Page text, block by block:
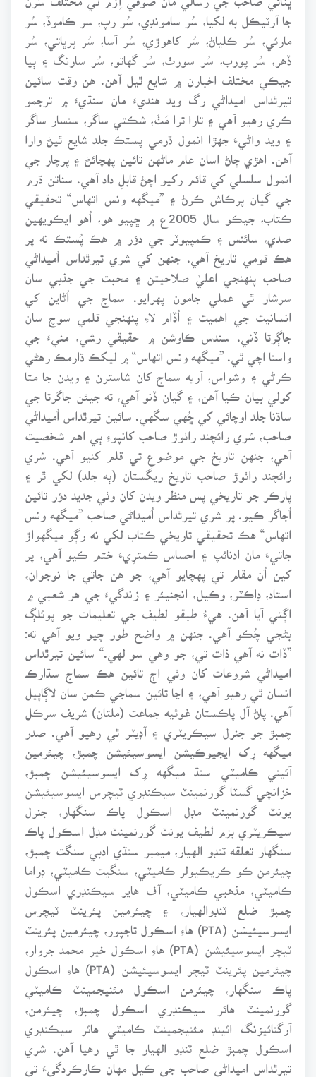
جا آرٽيڪل به لکيا، سُر سامونڊي، سُر رپ، سر ڪاموڏ، سُر
مارئي، سُر ڪلياڻ، سُر کاهوڙي، سُر آسا، سُر پرڀاتي، سُر
ڏهر، سُر پورب، سُر سورٺ، سُر گهاتو، سُر سارنگ ۽ ٻيا
جيڪي مختلف اخبارن ۾ شايع ٿيل آهن. هن وقت سائين
تيرٿداس اميداڻي رگ ويد هنديءَ مان سنڌيءَ ۾ ترجمو
ڪري رهيو آهي ۽ تارا ترا مَٺَ، شڪتي ساگر، سنسار ساگر
۽ ويد واڻيءَ جهڙا انمول ڌرمي پستڪ جلد شايع ٿيڻ وارا
آهن. اهڙي ڄاڻ اسان عام ماڻهن تائين پهچائڻ ۽ پرچار جي
انمول سلسلي کي قائم رکيو اچڻ قابلِ داد آهي. سناتن ڌرم
جي گيان پرڪاش ڪرڻ ۽ ”ميگهه ونس اتهاس“ تحقيقي
ڪتاب، جيڪو سال 2005ع ۾ ڇپيو هو، اُهو ايڪويهين
صدي، سائنس ۽ ڪمپيوٽر جي دؤر ۾ هڪ پُستڪ نه پر
هڪ قومي تاريخ آهي. جنهن کي شري تيرٿداس اُميداڻي
صاحب پنهنجي اعليٰ صلاحيتن ۽ محبت جي جذبي سان
سرشار ٿي عملي جامون پهرايو. سماج جي اُڻاين کي
انسانيت جي اهميت ۽ اُڏام لاءِ پنهنجي قلمي سوچ سان
جاڳرتا ڏني. سندس ڪاوشن ۾ حقيقي رشي، منيءَ جي
واسنا اچي ٿي. ”ميگهه ونس اتهاس“ ۾ ليکڪ ڌارمڪ رهڻي
ڪرڻي ۽ وشواس، آريه سماج کان شاسترن ۽ ويدن جا متا
کولي بيان ڪيا آهن، ۽ گيان ڏنو آهي، ته جيئن جاگرتا جي
ساڌنا جلد اوچائي کي ڇُهي سگهي. سائين تيرٿداس اُميداڻي
صاحب، شري رائچند راٺوڙ صاحب کانپوءِ ٻي اهم شخصيت
آهي، جنهن تاريخ جي موضوع تي قلم کنيو آهي. شري
رائچند راٺوڙ صاحب تاريخ ريگستان (ٻه جلد) لکي ٿر ۽
پارڪر جو تاريخي پس منظر ويدن کان وٺي جديد دؤر تائين
اُجاگر ڪيو. پر شري تيرٿداس اُميداڻي صاحب ”ميگهه ونس
اتهاس“ هڪ تحقيقي تاريخي ڪتاب لکي نه رڳو ميگهواڙ
جاتيءَ مان ادنائپ ۽ احساس ڪمترِيءَ ختم ڪيو آهي، پر
کين اُن مقام تي پهچايو آهي، جو هن جاتي جا نوجوان،
استاد، ڊاڪٽر، وڪيل، انجنيئر ۽ زندگيءَ جي هر شعبي ۾
اڳتي آيا آهن. هيءُ طبقو لطيف جي تعليمات جو پوئلڳ
بڻجي چُڪو آهي. جنهن ۾ واضح طور چيو ويو آهي ته:
”ڏات نه آهي ذات تي، جو وهي سو لهي.“ سائين تيرٿداس
اميداڻي شروعات کان وٺي اڄ تائين هڪ سماج سڌارڪ
انسان ٿي رهيو آهي، ۽ اڃا تائين سماجي ڪمن سان لاڳاپيل
آهي. پاڻ آل پاڪستان غوثيه جماعت (ملتان) شريف سرڪل
چمبڙ جو جنرل سيڪريٽري ۽ آڊيٽر ٿي رهيو آهي. صدر
ميگهه رِک ايجيوڪيشن ايسوسيئيشن چمبڙ، چيئرمين
آئيني ڪاميٽي سنڌ ميگهه رِک ايسوسيئيشن چمبڙ،
خزانچي گسٽا گورنمينٽ سيڪنڊري ٽيچرس ايسوسيئيشن
يونٽ گورنمينٽ مڊل اسڪول پاڪ سنگهار، جنرل
سيڪريٽري بزم لطيف يونٽ گورنمينٽ مڊل اسڪول پاڪ
سنگهار تعلقه ٽنڊو الهيار، ميمبر سنڌي ادبي سنگت چمبڙ،
چيئرمن ڪو ڪريڪيولر ڪاميٽي، سنگيت ڪاميٽي، ڊراما
ڪاميٽي، مذهبي ڪاميٽي، آف هاير سيڪنڊري اسڪول
چمبڙ ضلع ٽنڊوالهيار، ۽ چيئرمين پئرينٽ ٽيچرس
ايسوسيئيشن (PTA) هاءِ اسڪول تاجپور، چيئرمين پئرينٽ
ٽيچر ايسوسيئيشن (PTA) هاءِ اسڪول خير محمد جروار،
چيئرمين پئرينٽ ٽيچر ايسوسيئيشن (PTA) هاءِ اسڪول
پاڪ سنگهار، چيئرمن اسڪول مئنيجمينٽ ڪاميٽي
گورنمينٽ هائر سيڪنڊري اسڪول چمبڙ، چيئرمن،
آرگنائيزنگ ائينڊ مئنيجمينٽ ڪاميٽي هائر سيڪنڊري
اسڪول چمبڙ ضلع ٽنڊو الهيار جا ٿي رهيا آهن. شري
تيرٿداس اميداڻي صاحب جي ڪيل مهان ڪارڪردگيءَ تي